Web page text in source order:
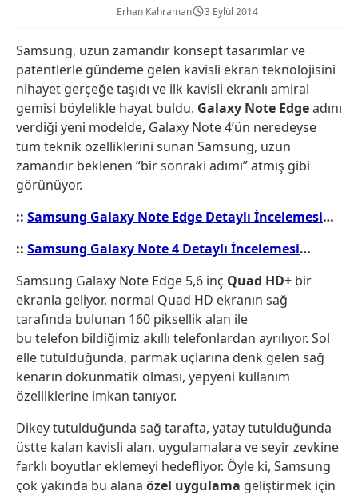
Erhan Kahraman 3 Eylül 2014
Samsung, uzun zamandır konsept tasarımlar ve
patentlerle gündeme gelen kavisli ekran teknolojisini
nihayet gerçeğe taşıdı ve ilk kavisli ekranlı amiral
gemisi böylelikle hayat buldu. Galaxy Note Edgeadını
verdiği yeni modelde, Galaxy Note 4’ün neredeyse
tüm teknik özelliklerini sunan Samsung, uzun
zamandır beklenen “bir sonraki adımı” atmış gibi
görünüyor.
:: Samsung Galaxy Note Edge Detaylı İncelemesi…
:: Samsung Galaxy Note 4 Detaylı İncelemesi…
Samsung Galaxy Note Edge 5,6 inç Quad HD+ bir
ekranla geliyor, normal Quad HD ekranın sağ
tarafında bulunan 160 piksellik alan ile
bu telefon bildiğimiz akıllı telefonlardan ayrılıyor. Sol
elle tutulduğunda, parmak uçlarına denk gelen sağ
kenarın dokunmatik olması, yepyeni kullanım
özelliklerine imkan tanıyor.
Dikey tutulduğunda sağ tarafta, yatay tutulduğunda
üstte kalan kavisli alan, uygulamalara ve seyir zevkine
farklı boyutlar eklemeyi hedefliyor. Öyle ki, Samsung
çok yakında bu alana özel uygulama geliştirmek için